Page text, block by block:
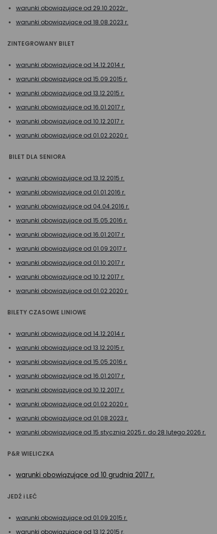
warunki obowiązujące od 29.10.2022r .
warunki obowiązujące od 18.08.2023 r.
ZINTEGROWANY BILET
warunki obowiązujące od 14.12.2014 r.
warunki obowiązujące od 15.09.2015 r.
warunki obowiązujące od 13.12.2015 r.
warunki obowiązujące od 16.01.2017 r.
warunki obowiązujące od 10.12.2017 r.
warunki obowiązujące od 01.02.2020 r.
BILET DLA SENIORA
warunki obowiązujące od 13.12.2015 r.
warunki obowiązujące od 01.01.2016 r.
warunki obowiązujące od 04.04.2016 r.
warunki obowiązujące od 15.05.2016 r.
warunki obowiązujące od 16.01.2017 r.
warunki obowiązujące od 01.09.2017 r.
warunki obowiązujące od 01.10.2017 r.
warunki obowiązujące od 10.12.2017 r.
warunki obowiązujące od 01.02.2020 r.
BILETY CZASOWE LINIOWE
warunki obowiązujące od 14.12.2014 r.
warunki obowiązujące od 13.12.2015 r.
warunki obowiązujące od 15.05.2016 r.
warunki obowiązujące od 16.01.2017 r.
warunki obowiązujące od 10.12.2017 r.
warunki obowiązujące od 01.02.2020 r.
warunki obowiązujące od 01.08.2023 r.
warunki obowiązujące od 15 stycznia 2025 r. do 28 lutego 2026 r.
P&R WIELICZKA
warunki obowiązujące od 10 grudnia 2017 r.
JEDŹ i LEĆ
warunki obowiązujące od 01.09.2015 r.
warunki obowiązujące od 13.12.2015 r.